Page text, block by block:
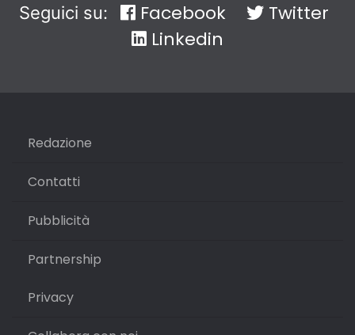
Seguici su: Facebook
Twitter
Linkedin
Redazione
Contatti
Pubblicità
Partnership
Privacy